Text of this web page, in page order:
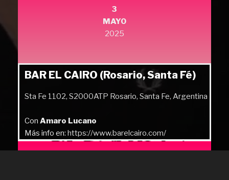
3
MAYO
2025
BAR EL CAIRO (Rosario, Santa Fé)
Sta Fe 1102, S2000ATP Rosario, Santa Fe, Argentina
Con Amaro Lucano
Más info en: https://www.barelcairo.com/